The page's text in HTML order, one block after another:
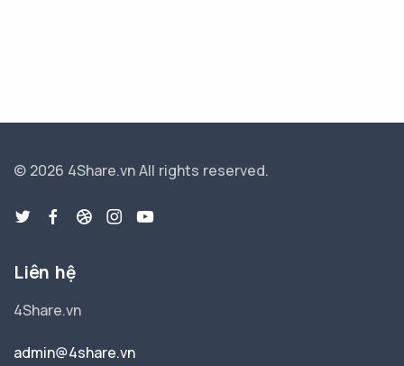
© 2026 4Share.vnAll rights reserved.
Liên hệ
4Share.vn
admin@4share.vn